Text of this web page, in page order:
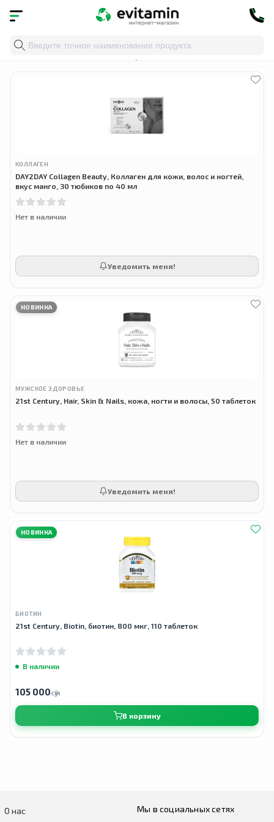
Главная » укрепление ногтей
КОЛЛАГЕН
DAY2DAY Collagen Beauty, Коллаген для кожи, волос и ногтей,
вкус манго, 30 тюбиков по 40 мл
Нет в наличии
Уведомить меня!
НОВИНКА
МУЖСКОЕ ЗДОРОВЬЕ
21st Century, Hair, Skin & Nails, кожа, ногти и волосы, 50 таблеток
Нет в наличии
Уведомить меня!
НОВИНКА
БИОТИН
21st Century, Biotin, биотин, 800 мкг, 110 таблеток
В наличии
105 000сӯм
В корзину
О нас Мы в социальных сетях